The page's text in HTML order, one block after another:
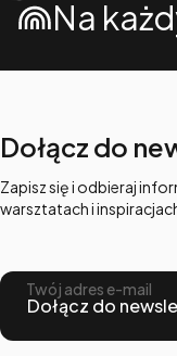
Na
Dołącz do
Zapisz się i odbieraj
warsztatach i
Twój adres e-mail
Dołącz do